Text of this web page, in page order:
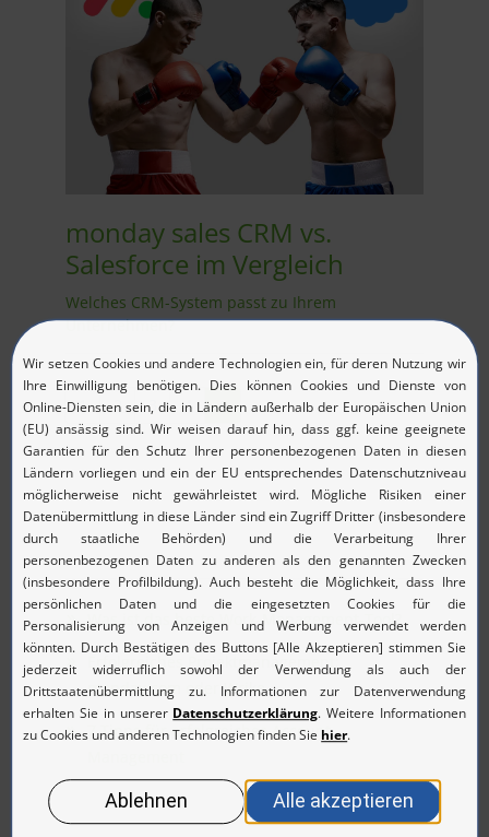
monday sales CRM vs.
Salesforce im Vergleich
Welches CRM-System passt zu Ihrem
Unternehmen?
1 2 3 4 5
Was ist das beste Work-Management-Tool?
Erfolgreiches Projektmanagement:
monday.com oder Wrike
7 Tipps für erfolgreiches Account